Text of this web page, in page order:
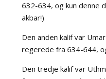
632-634, og kun denne
akbar!)
Den anden kalif var
regerede fra 634-644,
Den tredje kalif var